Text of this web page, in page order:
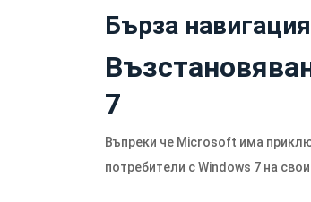
Бърза
7
Въпреки че Microsoft има
потребители с Windows 7 на